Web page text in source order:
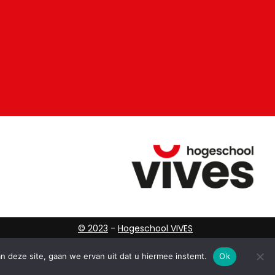
© 2023 - Hogeschool VIVES
deze site, gaan we ervan uit dat u hiermee instemt. Ok